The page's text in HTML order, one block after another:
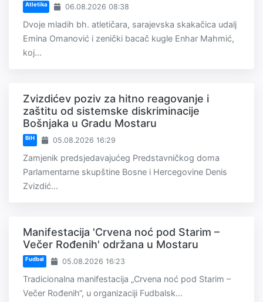
Atletika 06.08.2026 08:38
Dvoje mladih bh. atletičara, sarajevska skakačica udalj
Emina Omanović i zenički bacač kugle Enhar Mahmić,
koj...
Zvizdićev poziv za hitno reagovanje i
zaštitu od sistemske diskriminacije
Bošnjaka u Gradu Mostaru
BiH 05.08.2026 16:29
Zamjenik predsjedavajućeg Predstavničkog doma
Parlamentarne skupštine Bosne i Hercegovine Denis
Zvizdić...
Manifestacija 'Crvena noć pod Starim –
Večer Rođenih' održana u Mostaru
Fudbal 05.08.2026 16:23
Tradicionalna manifestacija „Crvena noć pod Starim –
Večer Rođenih“, u organizaciji Fudbalsk...